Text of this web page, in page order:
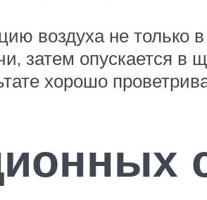
воздуха не только
затем опускается
хорошо